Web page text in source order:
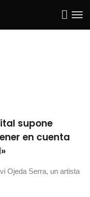
supone
en cuenta
Ojeda Serra, un artista